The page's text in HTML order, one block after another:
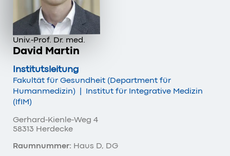
Univ.-Prof. Dr. med.
David Martin
Institutsleitung
Fakultät für Gesundheit (Department für
Humanmedizin) | Institut für Integrative Medizin
(IfIM)
Gerhard-Kienle-Weg 4
58313 Herdecke
Raumnummer: Haus D, DG